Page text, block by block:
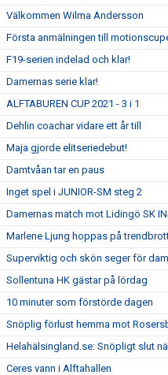
Välkommen Wilma Andersson
Första anmälningen till
F19-serien indelad och klar!
Damernas serie klar!
ALFTABUREN CUP 2021 - 3 i 1
Dehlin coachar vidare ett år till
Maja gjorde elitseriedebut!
Damtvåan tar en paus
Inget spel i JUNIOR-SM steg 2
Damernas match mot Lidingö SK
Marlene Ljung hoppas på
Superviktig och skön seger för
Sollentuna HK gästar på lördag
10 minuter som förstörde dagen
Snöplig förlust hemma mot
Helahälsingland.se: Snöpligt slut
Ceres vann i Alftahallen